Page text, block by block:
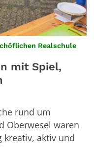
Realschule
mit Spiel,
rund um
Oberwesel waren
kreativ, aktiv und